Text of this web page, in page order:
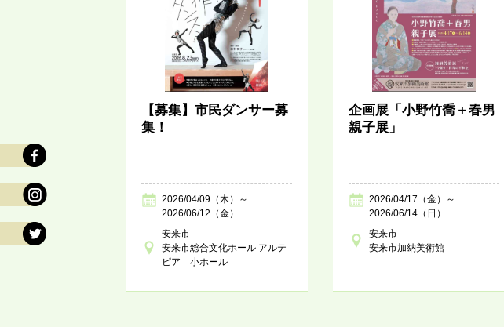
【募集】市民ダンサー募
集！
2026/04/09（木）～
2026/06/12（金）
安来市
安来市総合文化ホール アルテ
ピア 小ホール
企画展「小野竹喬＋春男
親子展」
2026/04/17（金）～
2026/06/14（日）
安来市
安来市加納美術館